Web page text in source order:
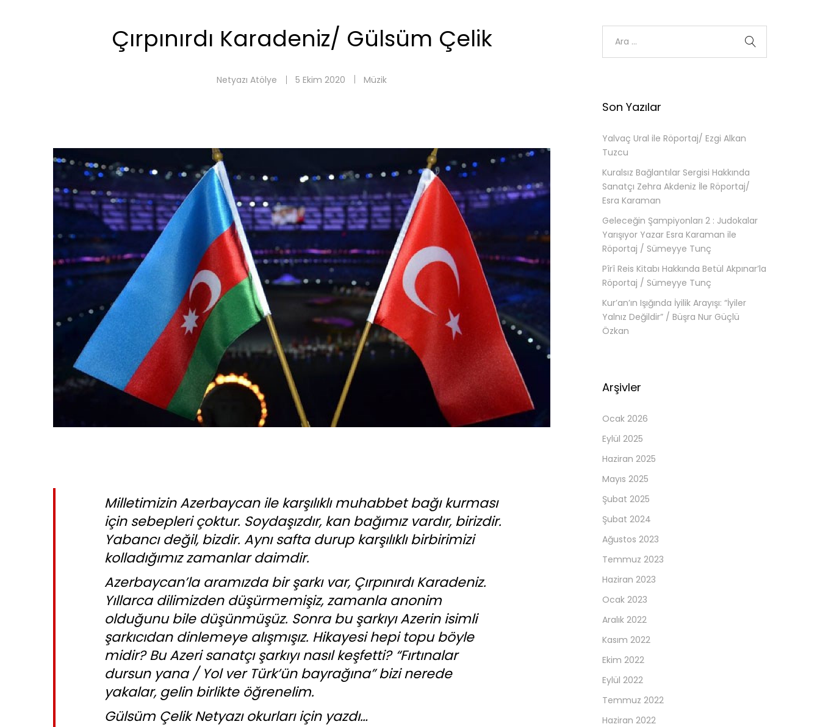
Çırpınırdı Karadeniz/ Gülsüm Çelik
Netyazı Atölye 5 Ekim 2020 Müzik
Milletimizin Azerbaycan ile karşılıklı muhabbet bağı kurması
için sebepleri çoktur. Soydaşızdır, kan bağımız vardır, birizdir.
Yabancı değil, bizdir. Aynı safta durup karşılıklı birbirimizi
kolladığımız zamanlar daimdir.
Azerbaycan’la aramızda bir şarkı var, Çırpınırdı Karadeniz.
Yıllarca dilimizden düşürmemişiz, zamanla anonim
olduğunu bile düşünmüşüz. Sonra bu şarkıyı Azerin isimli
şarkıcıdan dinlemeye alışmışız. Hikayesi hepi topu böyle
midir? Bu Azeri sanatçı şarkıyı nasıl keşfetti? “Fırtınalar
dursun yana / Yol ver Türk’ün bayrağına” bizi nerede
yakalar, gelin birlikte öğrenelim.
Gülsüm Çelik Netyazı okurları için yazdı…
Son Yazılar
Yalvaç Ural ile Röportaj/ Ezgi Alkan
Tuzcu
Kuralsız Bağlantılar Sergisi Hakkında
Sanatçı Zehra Akdeniz İle Röportaj/
Esra Karaman
Geleceğin Şampiyonları 2 : Judokalar
Yarışıyor Yazar Esra Karaman ile
Röportaj / Sümeyye Tunç
Pîrî Reis Kitabı Hakkında Betül Akpınar’la
Röportaj / Sümeyye Tunç
Kur’an’ın Işığında İyilik Arayışı: “İyiler
Yalnız Değildir” / Büşra Nur Güçlü
Özkan
Arşivler
Ocak 2026
Eylül 2025
Haziran 2025
Mayıs 2025
Şubat 2025
Şubat 2024
Ağustos 2023
Temmuz 2023
Haziran 2023
Ocak 2023
Aralık 2022
Kasım 2022
Ekim 2022
Eylül 2022
Temmuz 2022
Haziran 2022